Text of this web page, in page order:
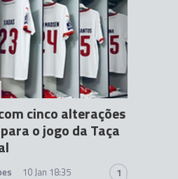
cinco alterações
o jogo da Taça
10 Jan 18:35 1